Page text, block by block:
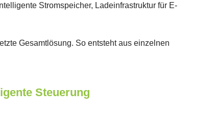
Stromspeicher, Ladeinfrastruktur für E-
Gesamtlösung. So entsteht aus einzelnen
Steuerung